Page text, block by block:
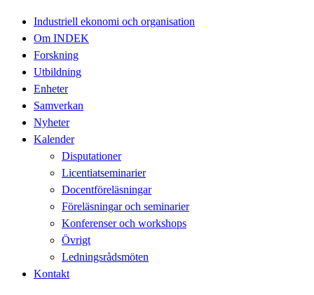
Industriell ekonomi och organisation
Om INDEK
Forskning
Utbildning
Enheter
Samverkan
Nyheter
Kalender
Disputationer
Licentiatseminarier
Docentföreläsningar
Föreläsningar och seminarier
Konferenser och workshops
Övrigt
Ledningsrådsmöten
Kontakt